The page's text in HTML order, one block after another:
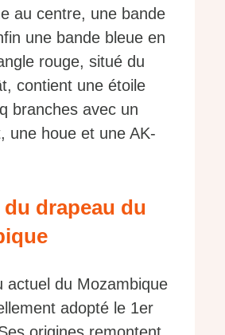
au centre, une bande
une bande bleue en
rouge, situé du
contient une étoile
branches avec un
une houe et une AK-
drapeau du
actuel du Mozambique
adopté le 1er